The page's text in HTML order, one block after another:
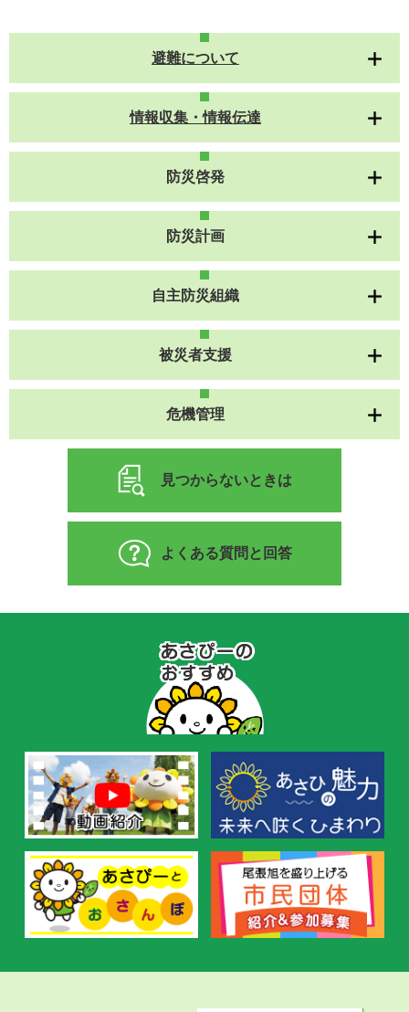
避難について
情報収集・情報伝達
防災啓発
防災計画
自主防災組織
被災者支援
危機管理
見つからないときは
よくある質問と回答
の
お
す
め